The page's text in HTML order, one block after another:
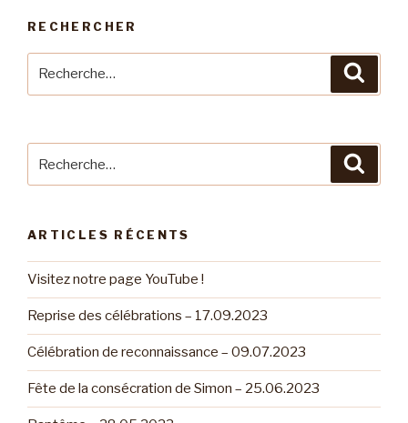
RECHERCHER
ARTICLES RÉCENTS
Visitez notre page YouTube !
Reprise des célébrations – 17.09.2023
Célébration de reconnaissance – 09.07.2023
Fête de la consécration de Simon – 25.06.2023